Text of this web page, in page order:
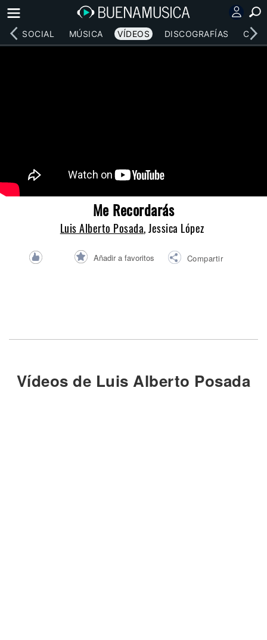
RED SOCIAL MÚSICA VÍDEOS DISCOGRAFÍAS
Me Recordarás
Luis Alberto Posada, Jessica López
Añadir a favoritos Compartir
Vídeos de Luis Alberto Posada